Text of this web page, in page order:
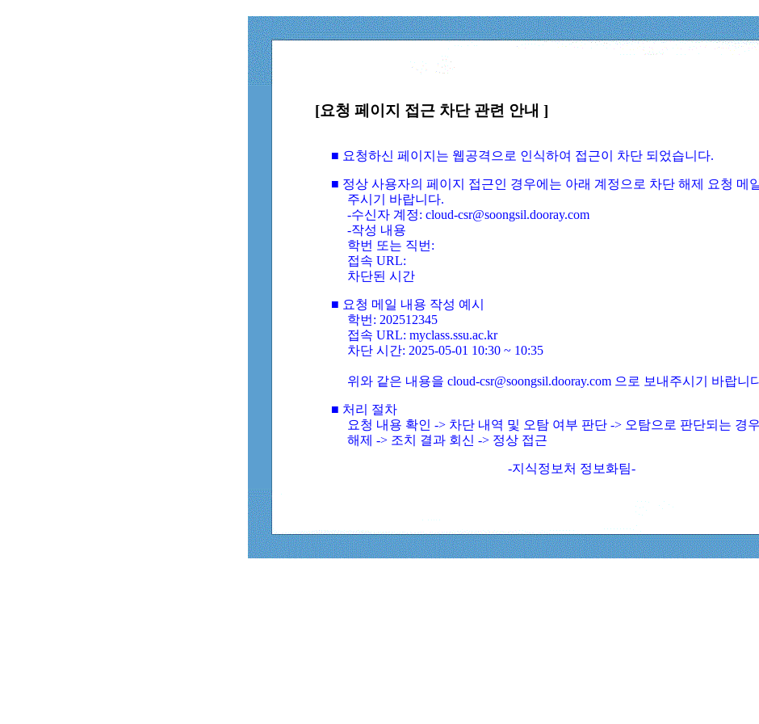
[요청 페이지 접근 차단 관련 안내 ]
■ 요청하신 페이지는 웹공격으로 인식하여 접근이 차단 되었습니다.
■ 정상 사용자의 페이지 접근인 경우에는 아래 계정으로 차단 해제 요청 메
주시기 바랍니다.
-수신자 계정: cloud-csr@soongsil.dooray.com
-작성 내용
학번 또는 직번:
접속 URL:
차단된 시간
■ 요청 메일 내용 작성 예시
학번: 202512345
접속 URL: myclass.ssu.ac.kr
차단 시간: 2025-05-01 10:30 ~ 10:35
위와 같은 내용을 cloud-csr@soongsil.dooray.com 으로 보내주시기 바랍니
■ 처리 절차
요청 내용 확인 -> 차단 내역 및 오탐 여부 판단 -> 오탐으로 판단되는 경
해제 -> 조치 결과 회신 -> 정상 접근
-지식정보처 정보화팀-